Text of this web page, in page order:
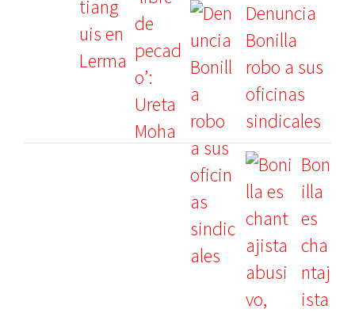
Denuncia
Bonilla
robo a sus
oficinas
sindicales
Bon
illa
es
cha
ntaj
ista